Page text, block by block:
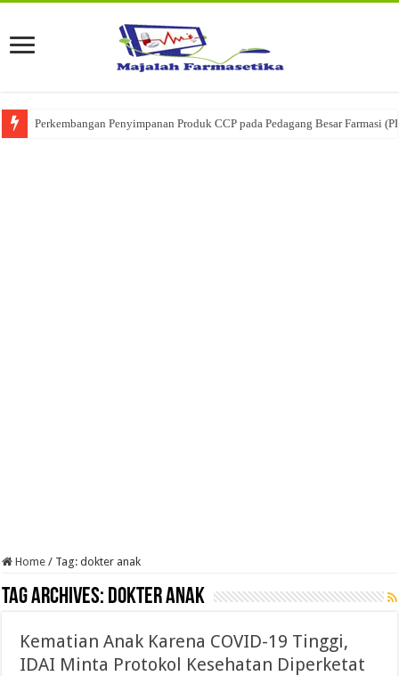
Perkembangan Penyimpanan Produk CCP pada Pedagang Besar Farmasi
Home / Tag:dokter anak
Tag Archives: dokter anak
Kematian Anak Karena COVID-19 Tinggi,
IDAI Minta Protokol Kesehatan Diperketat